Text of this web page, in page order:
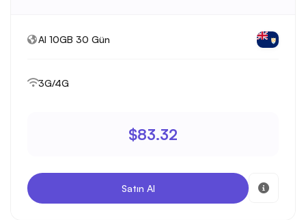
AI 10GB 30 Gün
3G/4G
$83.32
Satın Al